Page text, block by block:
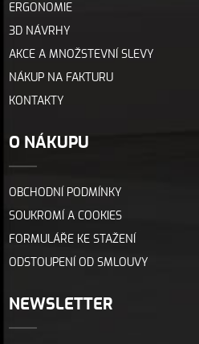
ERGONOMIE
3D NÁVRHY
AKCE A MNOŽSTEVNÍ SLEVY
NÁKUP NA FAKTURU
KONTAKTY
O NÁKUPU
OBCHODNÍ PODMÍNKY
SOUKROMÍ A COOKIES
FORMULÁŘE KE STAŽENÍ
ODSTOUPENÍ OD SMLOUVY
NEWSLETTER